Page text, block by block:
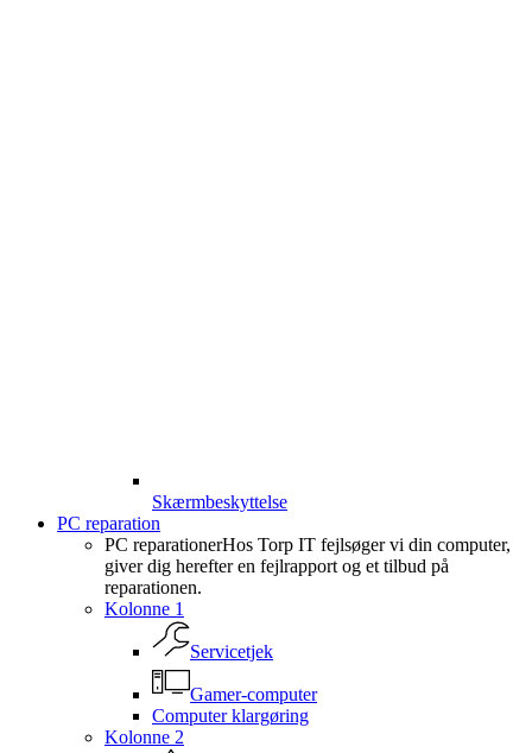
Skærmbeskyttelse
PC reparation
PC reparationerHos Torp IT fejlsøger vi din computer,
giver dig herefter en fejlrapport og et tilbud på
reparationen.
Kolonne 1
Servicetjek
Gamer-computer
Computer klargøring
Kolonne 2